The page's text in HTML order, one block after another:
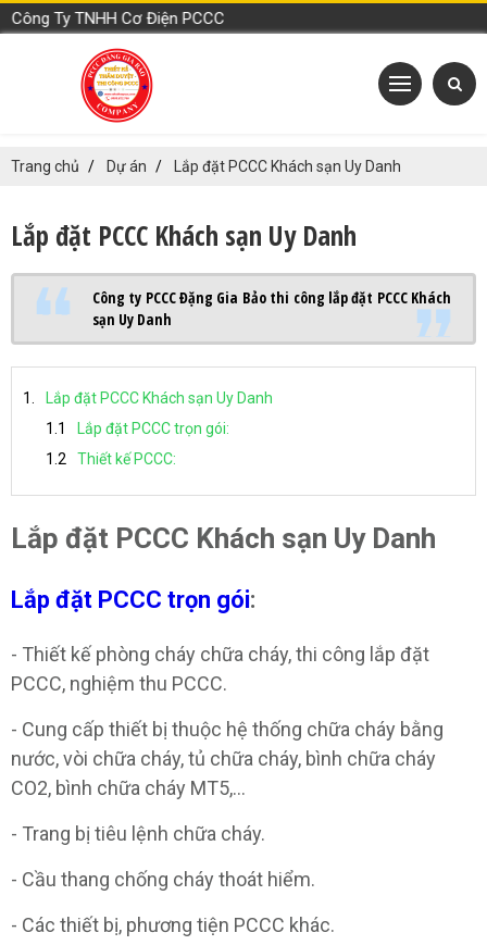
TNHH Cơ Điện PCCC Đặng Gia Bảo
Trang chủ Dự án Lắp đặt PCCC Khách sạn Uy Danh
Lắp đặt PCCC Khách sạn Uy Danh
Công ty PCCC Đặng Gia Bảo thi công lắp đặt PCCC Khách
sạn Uy Danh
Lắp đặt PCCC Khách sạn Uy Danh
Lắp đặt PCCC trọn gói:
Thiết kế PCCC:
Lắp đặt PCCC Khách sạn Uy Danh
Lắp đặt PCCC trọn gói:
- Thiết kế phòng cháy chữa cháy, thi công lắp đặt
PCCC, nghiệm thu PCCC.
- Cung cấp thiết bị thuộc hệ thống chữa cháy bằng
nước, vòi chữa cháy, tủ chữa cháy, bình chữa cháy
CO2, bình chữa cháy MT5,...
- Trang bị tiêu lệnh chữa cháy.
- Cầu thang chống cháy thoát hiểm.
- Các thiết bị, phương tiện PCCC khác.